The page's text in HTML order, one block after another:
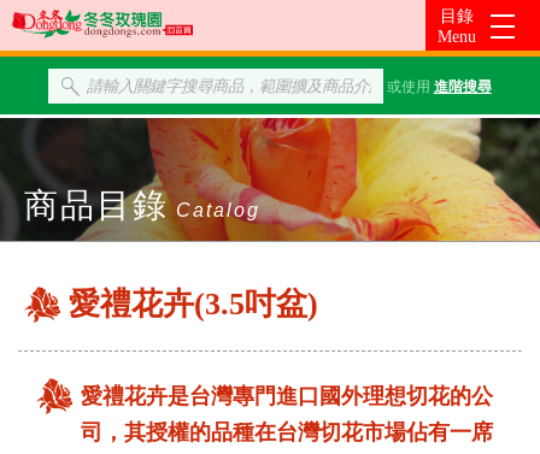
或使用 進階搜尋
商品目錄 Catalog
愛禮花卉(3.5吋盆)
愛禮花卉是台灣專門進口國外理想切花的公
司，其授權的品種在台灣切花市場佔有一席